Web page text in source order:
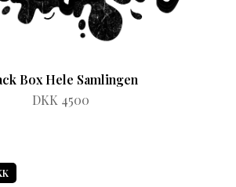
Box Hele Samlingen
DKK 4500